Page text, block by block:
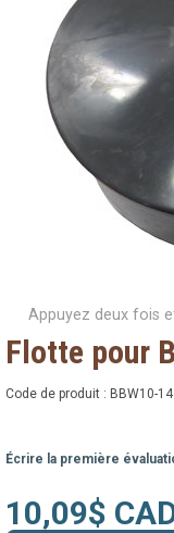
Appuyez deux fois
Flotte pour
Code de produit : BBW10-14
Écrire la première
10,09$